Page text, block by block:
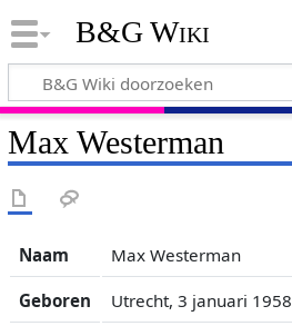
B&G Wiki
Max Westerman
Naam Max Westerman
Geboren Utrecht, 3 januari 1958